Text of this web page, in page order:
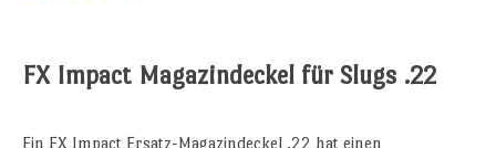
FX Impact Magazindeckel für Slugs .22
Ein FX Impact Ersatz-Magazindeckel .22 hat einen